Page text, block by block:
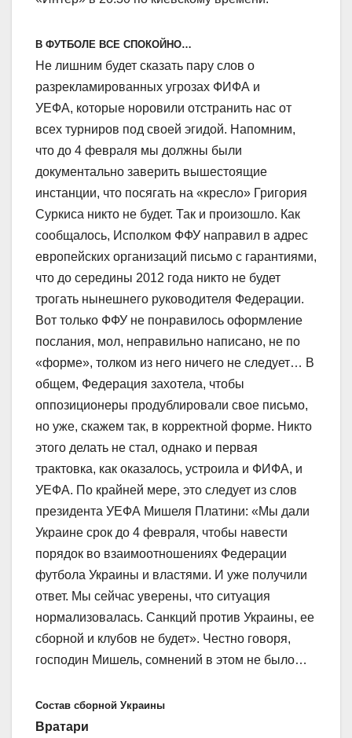
В ФУТБОЛЕ ВСЕ СПОКОЙНО…
Не лишним будет сказать пару слов о
разрекламированных угрозах ФИФА и
УЕФА, которые норовили отстранить нас от
всех турниров под своей эгидой. Напомним,
что до 4 февраля мы должны были
документально заверить вышестоящие
инстанции, что посягать на «кресло» Григория
Суркиса никто не будет. Так и произошло. Как
сообщалось, Исполком ФФУ направил в адрес
европейских организаций письмо с гарантиями,
что до середины 2012 года никто не будет
трогать нынешнего руководителя Федерации.
Вот только ФФУ не понравилось оформление
послания, мол, неправильно написано, не по
«форме», толком из него ничего не следует… В
общем, Федерация захотела, чтобы
оппозиционеры продублировали свое письмо,
но уже, скажем так, в корректной форме. Никто
этого делать не стал, однако и первая
трактовка, как оказалось, устроила и ФИФА, и
УЕФА. По крайней мере, это следует из слов
президента УЕФА Мишеля Платини: «Мы дали
Украине срок до 4 февраля, чтобы навести
порядок во взаимоотношениях Федерации
футбола Украины и властями. И уже получили
ответ. Мы сейчас уверены, что ситуация
нормализовалась. Санкций против Украины, ее
сборной и клубов не будет». Честно говоря,
господин Мишель, сомнений в этом не было…
Состав сборной Украины
Вратари